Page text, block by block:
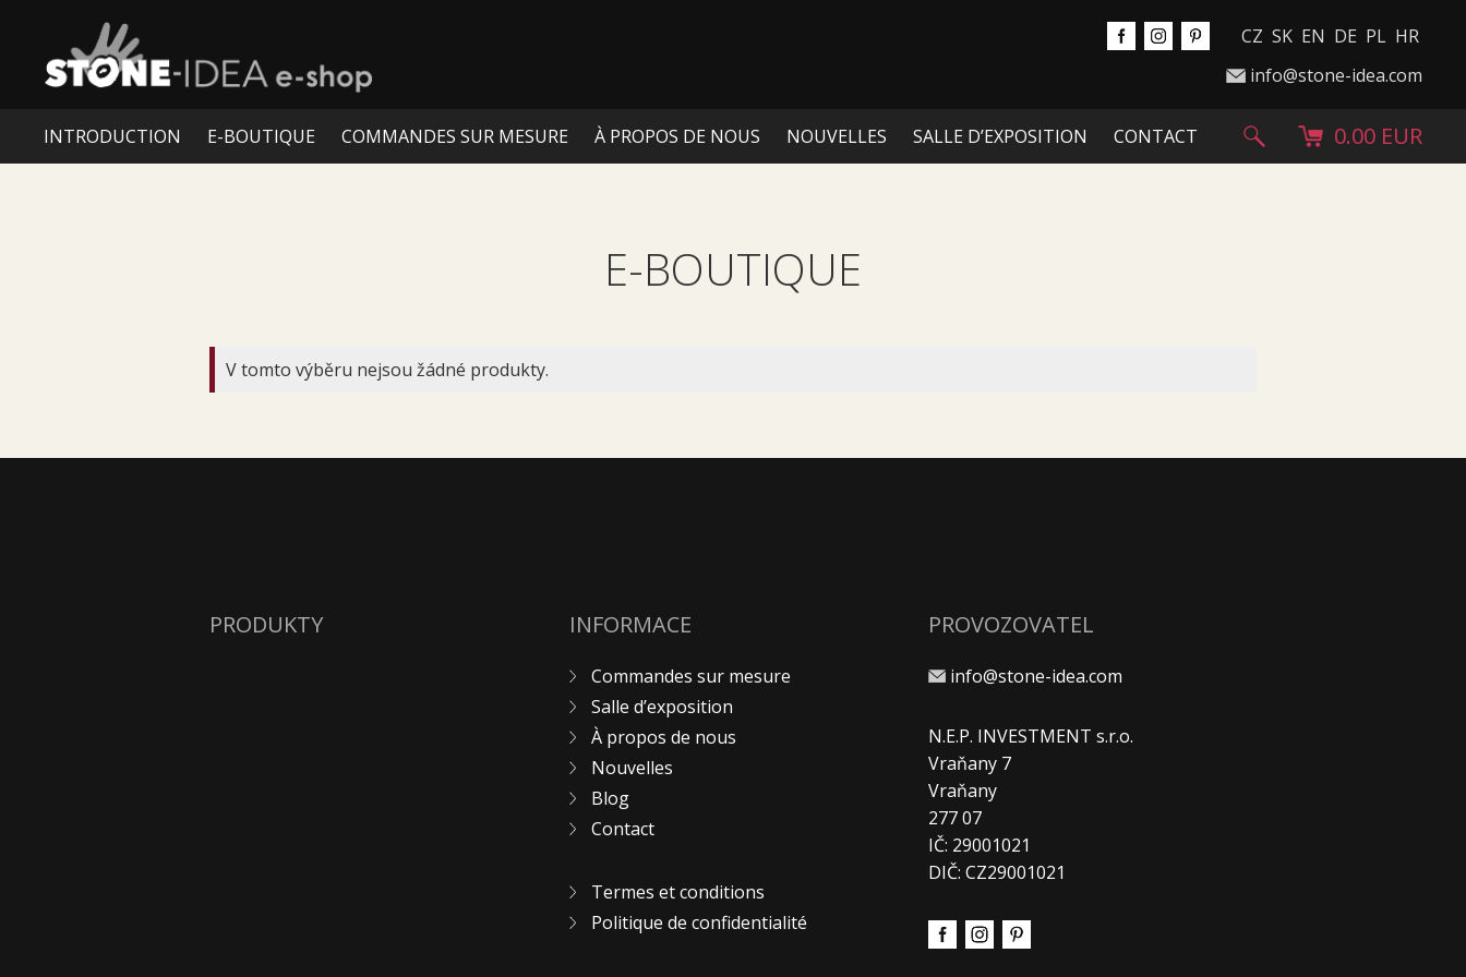
CZ SK EN DE PL HR
info@stone-idea.com
INTRODUCTION E-BOUTIQUE COMMANDES SUR MESURE À PROPOS DE NOUS NOUVELLES SALLE D’EXPOSITION CONTACT 0.00 EUR
E-BOUTIQUE
V tomto výběru nejsou žádné produkty.
PRODUKTY INFORMACE
Commandes sur mesure
Salle d’exposition
À propos de nous
Nouvelles
Blog
Contact
Termes et conditions
Politique de confidentialité
PROVOZOVATEL
info@stone-idea.com
N.E.P. INVESTMENT s.r.o.
Vraňany 7
Vraňany
277 07
IČ: 29001021
DIČ: CZ29001021